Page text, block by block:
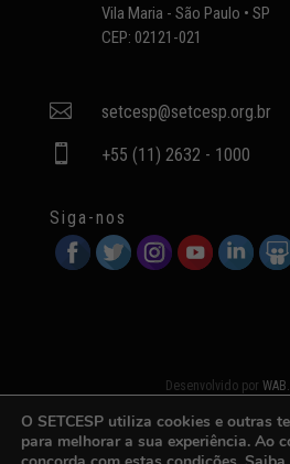
Vila Maria - São Paulo • SP
CEP: 02121-021
 setcesp@setcesp.org.br
 +55 (11) 2632 - 1000
Siga-nos
Desenvolvido por
O SETCESP utiliza cookies e outras
para melhorar a sua experiência. Ao